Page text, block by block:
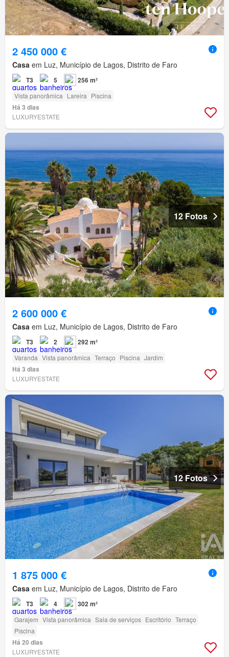
2 450 000 €
Casa em Luz, Município de Lagos, Distrito de Faro
T3 5 256 m²
Vista panorâmica Lareira Piscina
Há 3 dias
LUXURYESTATE
12 Fotos
2 600 000 €
Casa em Luz, Município de Lagos, Distrito de Faro
T3 2 292 m²
Varanda Vista panorâmica Terraço Piscina Jardim
Há 3 dias
LUXURYESTATE
12 Fotos
1 875 000 €
Casa em Luz, Município de Lagos, Distrito de Faro
T3 4 302 m²
Garajem Vista panorâmica Sala de serviços Escritório Terraço
Piscina
Há 20 dias
LUXURYESTATE